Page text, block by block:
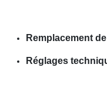
Remplacement
Réglages